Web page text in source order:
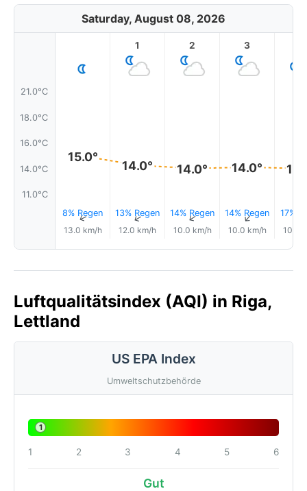
Saturday, August 08, 2026
21.0°C
18.0°C
16.0°C
14.0°C
11.0°C
15.0°
8% Regen
↑
13.0 km/h
1
14.0°
13% Regen
↑
12.0 km/h
2
14.0°
14% Regen
↑
10.0 km/h
3
14.0°
14% Regen
↑
10.0 km/h
17%
10.0
Luftqualitätsindex (AQI) in Riga,
Lettland
US EPA Index
Umweltschutzbehörde
1
1 2 3 4 5 6
Gut